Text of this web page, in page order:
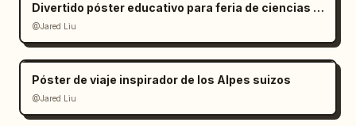
Divertido póster educativo para feria de ciencias infantil
@Jared Liu
Póster de viaje inspirador de los Alpes suizos
@Jared Liu